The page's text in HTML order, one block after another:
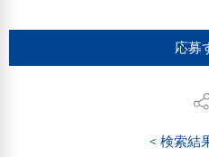
応募
< 検索結